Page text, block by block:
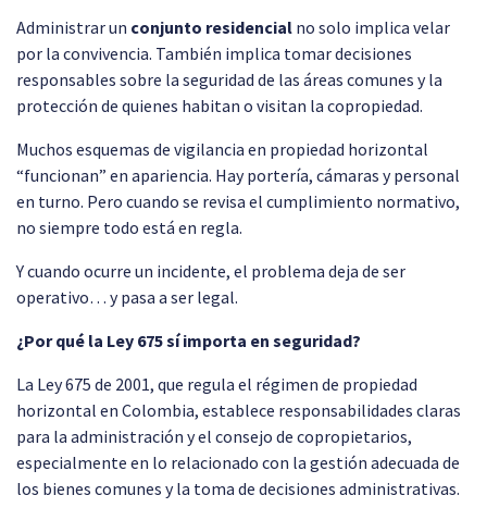
Administrar un conjunto residencial no solo implica velar
por la convivencia. También implica tomar decisiones
responsables sobre la seguridad de las áreas comunes y la
protección de quienes habitan o visitan la copropiedad.
Muchos esquemas de vigilancia en propiedad horizontal
“funcionan” en apariencia. Hay portería, cámaras y personal
en turno. Pero cuando se revisa el cumplimiento normativo,
no siempre todo está en regla.
Y cuando ocurre un incidente, el problema deja de ser
operativo… y pasa a ser legal.
¿Por qué la Ley 675 sí importa en seguridad?
La Ley 675 de 2001, que regula el régimen de propiedad
horizontal en Colombia, establece responsabilidades claras
para la administración y el consejo de copropietarios,
especialmente en lo relacionado con la gestión adecuada de
los bienes comunes y la toma de decisiones administrativas.